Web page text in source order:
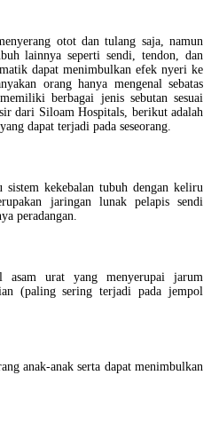
otot dan tulang saja, namun
lainnya seperti sendi, tendon, dan
dapat menimbulkan efek nyeri ke
orang hanya mengenal sebatas
berbagai jenis sebutan sesuai
dari Siloam Hospitals, berikut adalah
dapat terjadi pada seseorang.
kekebalan tubuh dengan keliru
jaringan lunak pelapis sendi
peradangan.
urat yang menyerupai jarum
(paling sering terjadi pada jempol
anak-anak serta dapat menimbulkan